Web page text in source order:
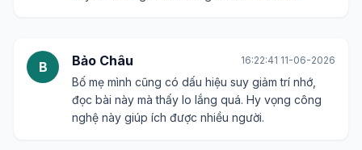
B Bảo Châu 16:22:41 11-06-2026
Bố mẹ mình cũng có dấu hiệu suy giảm trí nhớ,
đọc bài này mà thấy lo lắng quá. Hy vọng công
nghệ này giúp ích được nhiều người.